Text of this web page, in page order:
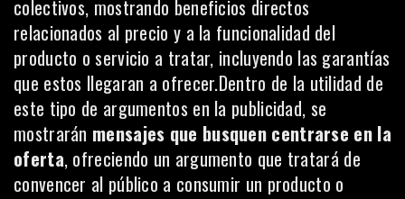
colectivos, mostrando beneficios directos
relacionados al precio y a la funcionalidad del
producto o servicio a tratar, incluyendo las garantías
que estos llegaran a ofrecer.Dentro de la utilidad de
este tipo de argumentos en la publicidad, se
mostrarán mensajes que busquen centrarse en la
oferta, ofreciendo un argumento que tratará de
convencer al público a consumir un producto o